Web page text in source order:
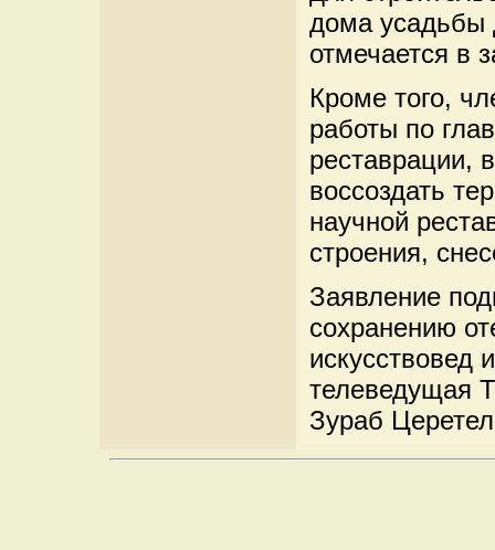
дома усадьбы
отмечается в
Кроме того,
работы по
реставрации,
воссоздать
научной
строения,
Заявление
сохранению
искусствовед
телеведущая
Зураб